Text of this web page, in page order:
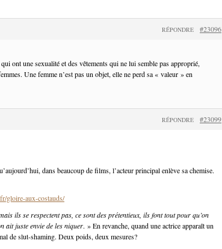
#23096
RÉPONDRE
ont une sexualité et des vêtements qui ne lui semble pas approprié,
Une femme n’est pas un objet, elle ne perd sa « valeur » en
#23099
RÉPONDRE
dans beaucoup de films, l’acteur principal enlève sa chemise.
gloire-aux-costauds/
ils se respectent pas, ce sont des prétentieux, ils font tout pour qu’on
ait juste envie de les niquer. » En revanche, quand une actrice apparaît un
de slut-shaming. Deux poids, deux mesures?